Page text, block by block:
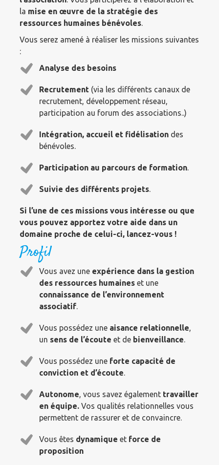
la mise en œuvre de la stratégie des
ressources humaines bénévoles.
Vous serez amené à réaliser les missions suivantes
:
Analyse des besoins
Recrutement (via les différents canaux de
recrutement, développement réseau,
participation au forum des associations..)
Intégration, accueil et fidélisation des
bénévoles.
Participation au parcours de formation.
Suivie des différents projets.
Si l’une de ces missions vous intéresse ou que
vous pouvez apportez votre aide dans un
domaine proche de celui-ci, lancez-vous !
Profil
Vous avez une expérience dans la gestion
des ressources humaines et une
connaissance de l’environnement
associatif.
Vous possédez une aisance relationnelle,
un sens de l’écoute et de bienveillance.
Vous possédez une forte capacité de
conviction et d’écoute.
Autonome, vous savez également travailler
en équipe. Vos qualités relationnelles vous
permettent de rassurer et de convaincre.
Vous êtes dynamique et force de
proposition